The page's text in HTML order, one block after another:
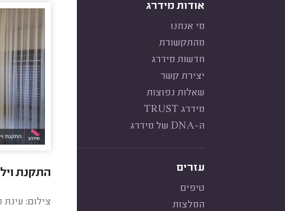
אודות מידרג
מי אנחנו
מהתקשורת
חדשות מידרג
יצירת קשר
שאלות נפוצות
מידרג TRUST
ה-DNA של מידרג
עזרים
טיפים
המלצות
התקנת
צילום: